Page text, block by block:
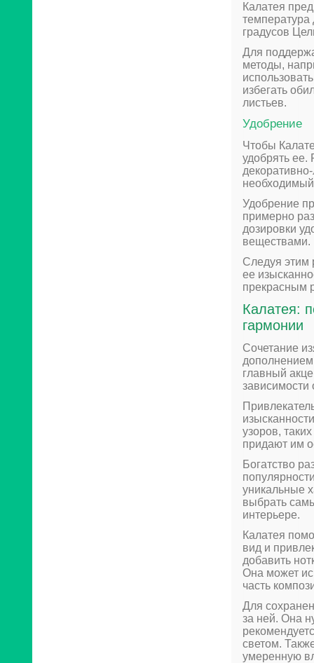
Калатея
температура
градусов
Для
методы,
избегать
листьев.
Удобрение
Чтобы
удобрять ее.
Удобрение
примерно
дозировки
веществами.
Следуя этим
ее
прекрасным
Калатея:
гармонии
Сочетание
главный
зависимости
узоров,
придают им
Богатство
уникальные
выбрать
интерьере.
Калатея
вид и
добавить
Она может
часть
Для
за ней. Она
светом.
умеренную